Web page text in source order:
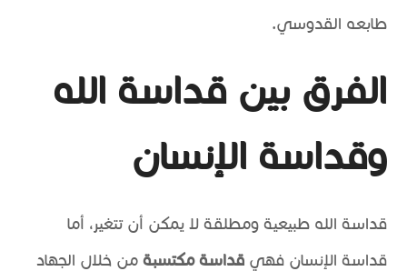
طابعه القدوسي.
الفرق بين قداسة الله
وقداسة الإنسان
قداسة الله طبيعية ومطلقة لا يمكن أن تتغير، أما
قداسة الإنسان فهيقداسة مكتسبة من خلال الجهاد